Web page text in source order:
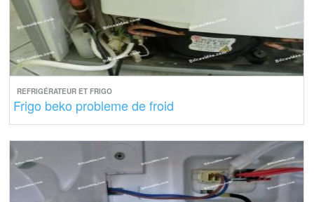
REFRIGÉRATEUR ET FRIGO
Frigo beko probleme de froid